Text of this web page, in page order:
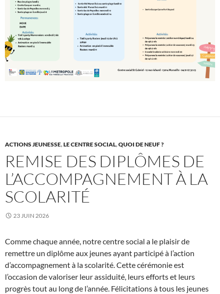
ACTIONS JEUNESSE,LE CENTRE SOCIAL,QUOI DE NEUF ?
REMISE DES DIPLÔMES DE
L’ACCOMPAGNEMENT À LA
SCOLARITÉ
23 JUIN 2026
Comme chaque année, notre centre social a le plaisir de
remettre un diplôme aux jeunes ayant participé à l’action
d’accompagnement à la scolarité. Cette cérémonie est
l’occasion de valoriser leur assiduité, leurs efforts et leurs
progrès tout au long de l’année. Félicitations à tous les jeunes